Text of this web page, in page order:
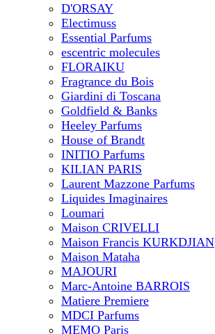
D'ORSAY
Electimuss
Essential Parfums
escentric molecules
FLORAIKU
Fragrance du Bois
Giardini di Toscana
Goldfield & Banks
Heeley Parfums
House of Brandt
INITIO Parfums
KILIAN PARIS
Laurent Mazzone Parfums
Liquides Imaginaires
Loumari
Maison CRIVELLI
Maison Francis KURKDJIAN
Maison Mataha
MAJOURI
Marc-Antoine BARROIS
Matiere Premiere
MDCI Parfums
MEMO Paris